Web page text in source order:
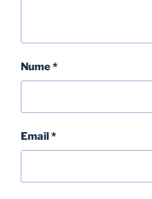
Nume*
Email*